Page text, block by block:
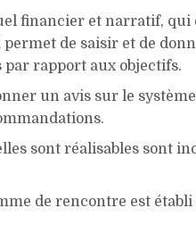
financier et narratif, qui
de saisir et de
par rapport aux objectifs.
un avis sur le
sont réalisables sont
de rencontre est